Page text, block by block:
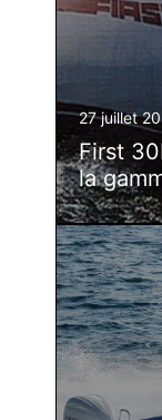
27 juillet
First
la